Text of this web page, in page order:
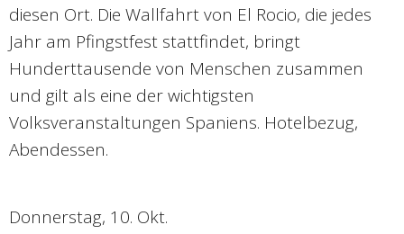
diesen Ort. Die Wallfahrt von El Rocio, die jedes
Jahr am Pfingstfest stattfindet, bringt
Hunderttausende von Menschen zusammen
und gilt als eine der wichtigsten
Volksveranstaltungen Spaniens. Hotelbezug,
Abendessen.
Donnerstag, 10. Okt.